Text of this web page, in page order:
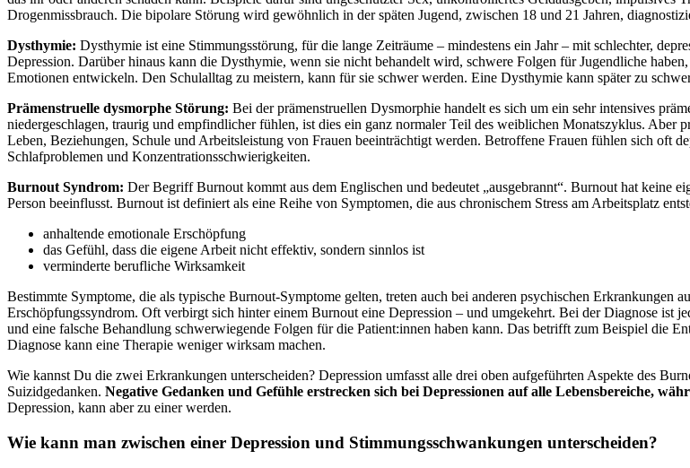
Drogenmissbrauch. Die bipolare Störung wird gewöhnlich in der späten Jugend, zwischen 18 und 21 Jahren,
Dysthymie: Dysthymie ist eine Stimmungsstörung, für die lange Zeiträume – mindestens ein Jahr – mit schlechter,
Depression. Darüber hinaus kann die Dysthymie, wenn sie nicht behandelt wird, schwere Folgen für Jugendliche
Emotionen entwickeln. Den Schulalltag zu meistern, kann für sie schwer werden. Eine Dysthymie kann später zu
Prämenstruelle dysmorphe Störung: Bei der prämenstruellen Dysmorphie handelt es sich um ein sehr intensives
niedergeschlagen, traurig und empfindlicher fühlen, ist dies ein ganz normaler Teil des weiblichen Monatszyklus. Aber
Leben, Beziehungen, Schule und Arbeitsleistung von Frauen beeinträchtigt werden. Betroffene Frauen fühlen sich oft
Schlafproblemen und Konzentrationsschwierigkeiten.
Burnout Syndrom: Der Begriff Burnout kommt aus dem Englischen und bedeutet „ausgebrannt“. Burnout hat keine
Person beeinflusst. Burnout ist definiert als eine Reihe von Symptomen, die aus chronischem Stress am Arbeitsplatz
anhaltende emotionale Erschöpfung
das Gefühl, dass die eigene Arbeit nicht effektiv, sondern sinnlos ist
verminderte berufliche Wirksamkeit
Bestimmte Symptome, die als typische Burnout-Symptome gelten, treten auch bei anderen psychischen Erkrankungen
Erschöpfungssyndrom. Oft verbirgt sich hinter einem Burnout eine Depression – und umgekehrt. Bei der Diagnose ist
und eine falsche Behandlung schwerwiegende Folgen für die Patient:innen haben kann. Das betrifft zum Beispiel die
Diagnose kann eine Therapie weniger wirksam machen.
Wie kannst Du die zwei Erkrankungen unterscheiden? Depression umfasst alle drei oben aufgeführten Aspekte des
Suizidgedanken. Negative Gedanken und Gefühle erstrecken sich bei Depressionen auf alle Lebensbereiche,
Depression, kann aber zu einer werden.
Wie kann man zwischen einer Depression und Stimmungsschwankungen unterscheiden?